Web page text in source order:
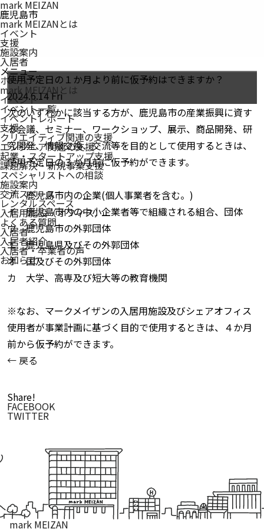
mark MEIZAN
鹿児島市
mark MEIZANとは
イベント
支援
施設案内
入居者
メニュー
ホーム
mark MEIZAN とは
イベント
イベント一覧
イベントレポート
支援
クリエイティブ関連の支援
エンジニア関連の支援
起業・スタートアップ支援
課題解決・新規事業支援
スペシャリストへの相談
施設案内
交流スペース
レンタルスペース
入居用施設（オフィス）
よくある質問
入居者
入居者紹介
入居者・卒業者の声
お知らせ
使⽤予定⽇の１か⽉より前に仮予約はできますか？
2024.6.14 Fri
次のいずれかに該当する⽅が、⿅児島市の産業振興に資す
る会議、セミナー、ワークショップ、展⽰、商品開発、研
究開発、情報交換、交流等を⽬的として使⽤するときは、
使⽤予定⽇の３か⽉前に仮予約ができます。
ア ⿅児島市内の企業(個⼈事業者を含む。)
イ ⿅児島市内の中⼩企業者等で組織される組合、団体
ウ ⿅児島市の外郭団体
エ ⿅児島県及びその外郭団体
オ 国及びその外郭団体
カ ⼤学、⾼専及び短⼤等の教育機関
※なお、マークメイザンの⼊居⽤施設及びシェアオフィス
使⽤者が事業計画に基づく⽬的で使⽤するときは、４か⽉
前から仮予約ができます。
← 戻る
Share!
FACEBOOK
TWITTER
mark MEIZAN